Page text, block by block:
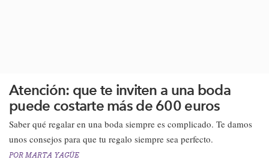
Atención: que te inviten a una boda
puede costarte más de 600 euros
Saber qué regalar en una boda siempre es complicado. Te damos
unos consejos para que tu regalo siempre sea perfecto.​
POR MARTA YAGÜE